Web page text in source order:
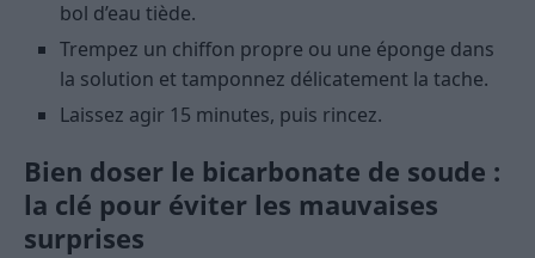
bol d’eau tiède.
Trempez un chiffon propre ou une éponge dans
la solution et tamponnez délicatement la tache.
Laissez agir 15 minutes, puis rincez.
Bien doser le bicarbonate de soude :
la clé pour éviter les mauvaises
surprises